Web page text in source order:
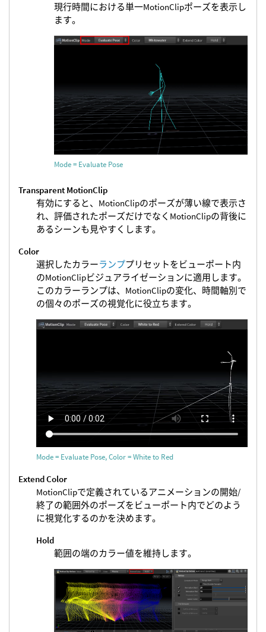
現行時間における単一MotionClipポーズを表示し
ます。
Mode = Evaluate Pose
Transparent MotionClip
有効にすると、MotionClipのポーズが薄い線で表示さ
れ、評価されたポーズだけでなくMotionClipの背後に
あるシーンも見やすくします。
Color
選択したカラーランププリセットをビューポート内
のMotionClipビジュアライゼーションに適用します。
このカラーランプは、MotionClipの変化、時間軸別で
の個々のポーズの視覚化に役立ちます。
Mode = Evaluate Pose, Color = White to Red
Extend Color
MotionClipで定義されているアニメーションの開始/
終了の範囲外のポーズをビューポート内でどのよう
に視覚化するのかを決めます。
Hold
範囲の端のカラー値を維持します。